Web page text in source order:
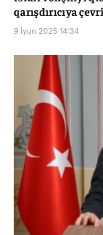
qarışdırıcıya
9 İyun 2025 14:34